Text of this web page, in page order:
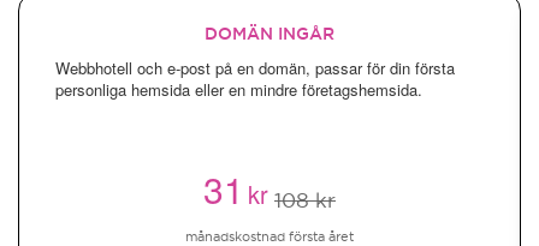
DOMÄN INGÅR
Webbhotell och e-post på en domän, passar för din första
personliga hemsida eller en mindre företagshemsida.
31kr 108 kr
månadskostnad första året